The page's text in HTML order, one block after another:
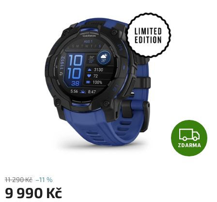
Z
D
ZDARMA
11 290 Kč –11 %
9 990 Kč